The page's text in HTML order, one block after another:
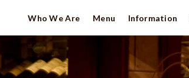
Who We Are Menu Information